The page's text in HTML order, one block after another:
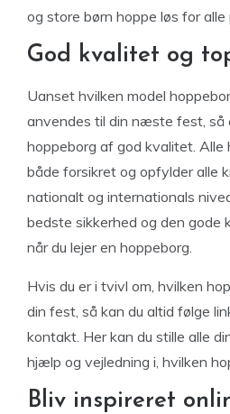
og store børn hoppe løs for alle
God kvalitet og
Uanset hvilken model
anvendes til din næste fest, så
hoppeborg af god kvalitet. Alle
både forsikret og opfylder alle
nationalt og internationals
bedste sikkerhed og den gode
når du lejer en hoppeborg.
Hvis du er i tvivl om, hvilken
din fest, så kan du altid følge
kontakt. Her kan du stille alle
hjælp og vejledning i, hvilken
Bliv inspireret